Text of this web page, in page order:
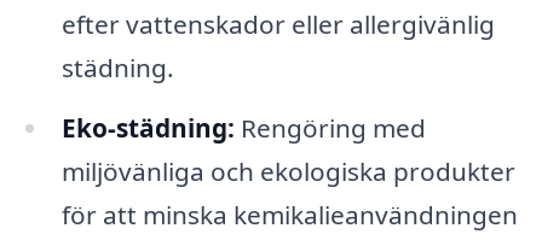
efter vattenskador eller allergivänlig
städning.
Eko-städning: Rengöring med
miljövänliga och ekologiska produkter
för att minska kemikalieanvändningen